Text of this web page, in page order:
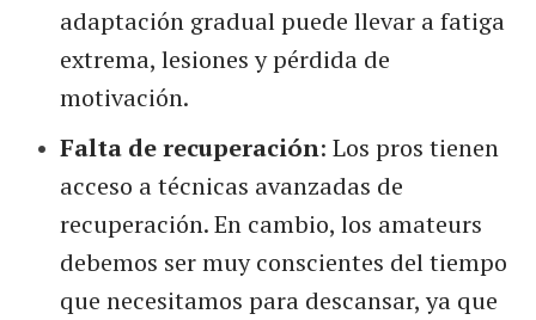
adaptación gradual puede llevar a fatiga
extrema, lesiones y pérdida de
motivación.
Falta de recuperación: Los pros tienen
acceso a técnicas avanzadas de
recuperación. En cambio, los amateurs
debemos ser muy conscientes del tiempo
que necesitamos para descansar, ya que